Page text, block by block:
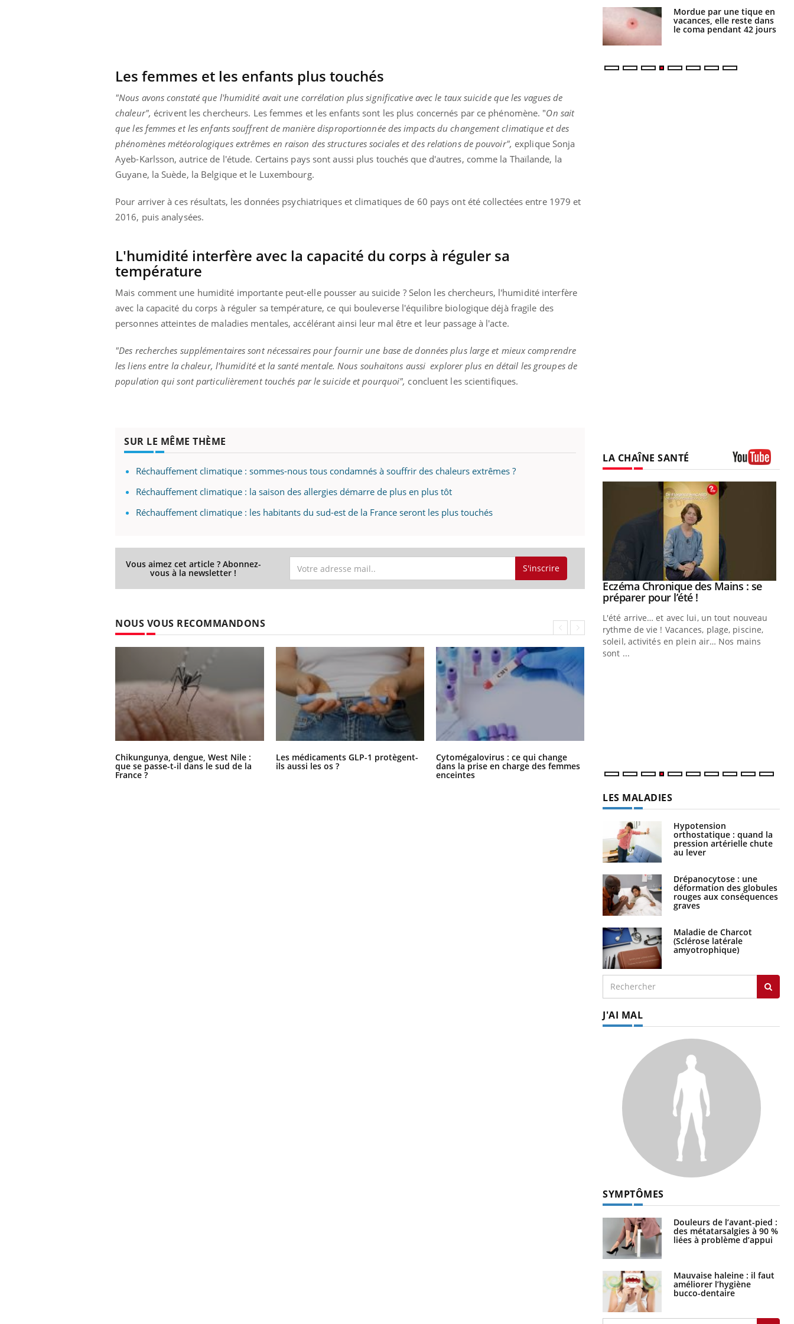
Les femmes et les enfants plus touchés
"Nous avons constaté que l'humidité avait une corrélation plus significative avec le taux suicide que les vagues de
chaleur", écrivent les chercheurs. Les femmes et les enfants sont les plus concernés par ce phénomène. "On sait
que les femmes et les enfants souffrent de manière disproportionnée des impacts du changement climatique et des
phénomènes météorologiques extrêmes en raison des structures sociales et des relations de pouvoir", explique Sonja
Ayeb-Karlsson, autrice de l'étude. Certains pays sont aussi plus touchés que d'autres, comme la Thaïlande, la
Guyane, la Suède, la Belgique et le Luxembourg.
Pour arriver à ces résultats, les données psychiatriques et climatiques de 60 pays ont été collectées entre 1979 et
2016, puis analysées.
L'humidité interfère avec la capacité du corps à réguler sa
température
Mais comment une humidité importante peut-elle pousser au suicide ? Selon les chercheurs, l'humidité interfère
avec la capacité du corps à réguler sa température, ce qui bouleverse l'équilibre biologique déjà fragile des
personnes atteintes de maladies mentales, accélérant ainsi leur mal être et leur passage à l'acte.
"Des recherches supplémentaires sont nécessaires pour fournir une base de données plus large et mieux comprendre
les liens entre la chaleur, l'humidité et la santé mentale. Nous souhaitons aussi explorer plus en détail les groupes de
population qui sont particulièrement touchés par le suicide et pourquoi", concluent les scientifiques.
SUR LE MÊME THÈME
Réchauffement climatique : sommes-nous tous condamnés à souffrir des chaleurs extrêmes ?
Réchauffement climatique : la saison des allergies démarre de plus en plus tôt
Réchauffement climatique : les habitants du sud-est de la France seront les plus touchés
Vous aimez cet article ? Abonnez-
vous à la newsletter ! S'inscrire
NOUS VOUS RECOMMANDONS
Chikungunya, dengue, West Nile :
que se passe-t-il dans le sud de la
France ?
Les médicaments GLP-1 protègent-
ils aussi les os ?
Cytomégalovirus : ce qui change
dans la prise en charge des femmes
enceintes
Mordue par une tique en
vacances, elle reste dans
le coma pendant 42 jours
Allergies alimentaires :
une nouvelle arme contre
les réactions sévères
LA CHAÎNE SANTÉ
Carence en fer : comprendre pour
Fatigue, irritabilité, brouillard mental ou
même alopécie… Les symptômes de la
Insuline & Charge mentale : et si on
En 2026, l'insuline dans le diabète de type 2
reste entourée d'idées reçues chez les
Youtube
Eczéma Chronique des Mains : se
préparer pour l’été !Youtube
L'été arrive… et avec lui, un tout nouveau
rythme de vie ! Vacances, plage, piscine,
soleil, activités en plein air… Nos mains
sont ...
LES MALADIES
Hypotension
orthostatique : quand la
pression artérielle chute
au lever
Drépanocytose : une
déformation des globules
rouges aux conséquences
graves
Maladie de Charcot
(Sclérose latérale
amyotrophique)
J'AI MAL
SYMPTÔMES
Douleurs de l’avant-pied :
des métatarsalgies à 90 %
liées à problème d’appui
Mauvaise haleine : il faut
améliorer l’hygiène
bucco-dentaire